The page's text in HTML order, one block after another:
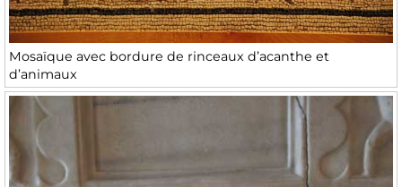
Mosaïque avec bordure de rinceaux d’acanthe et
d’animaux